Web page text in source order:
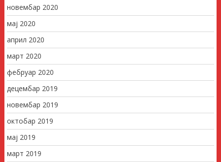
новембар 2020
мај 2020
април 2020
март 2020
фебруар 2020
децембар 2019
новембар 2019
октобар 2019
мај 2019
март 2019